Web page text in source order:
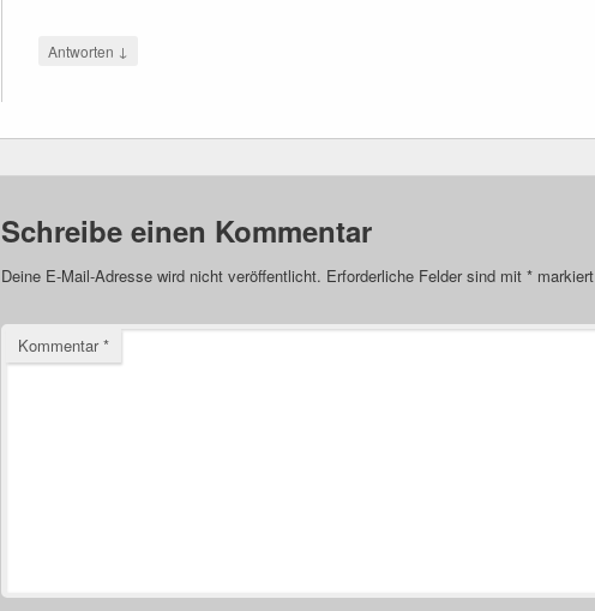
Antworten ↓
Schreibe einen Kommentar
Deine E-Mail-Adresse wird nicht veröffentlicht. Erforderliche Felder sind mit * markiert
Kommentar*